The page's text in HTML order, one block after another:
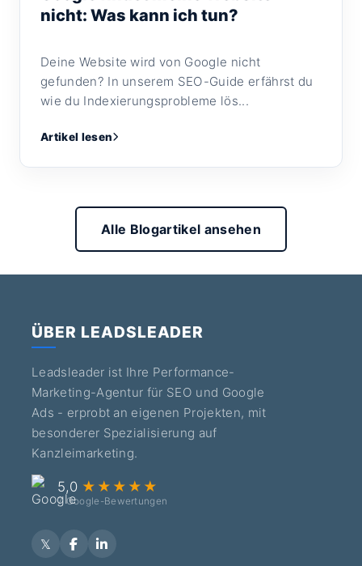
nicht: Was kann ich tun?
Deine Website wird von Google nicht
gefunden? In unserem SEO-Guide erfährst du
wie du Indexierungsprobleme lös...
Artikel lesen
Alle Blogartikel ansehen
ÜBER LEADSLEADER
Leadsleader ist Ihre Performance-
Marketing-Agentur für SEO und Google
Ads - erprobt an eigenen Projekten, mit
besonderer Spezialisierung auf
Kanzleimarketing.
5,0 ★★★★★
7 Google-Bewertungen